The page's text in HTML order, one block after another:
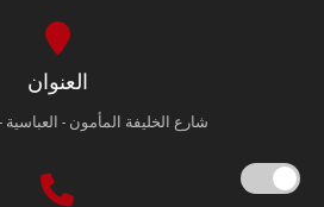
العنوان
شارع الخليفة المأمون - العباسية